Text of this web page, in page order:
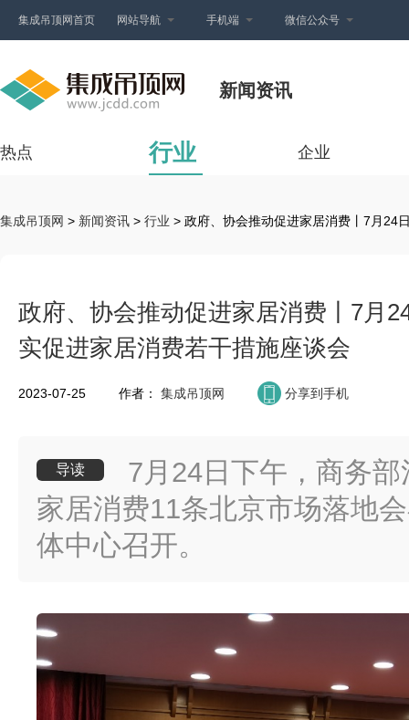
集成吊顶网首页 网站导航 手机端 微信公众号
新闻资讯
热点 行业 企业
集成吊顶网 > 新闻资讯 > 行业 > 政府、协会推动促进家居消费丨7月24
政府、协会推动促进家居消费丨7月
实促进家居消费若干措施座谈会
2023-07-25 作者： 集成吊顶网 分享到手机
导读
7月24日下午，商务
家居消费11条北京市场落地
体中心召开。